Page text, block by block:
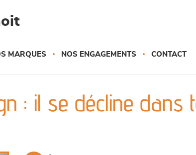
MARQUES NOS ENGAGEMENTS CONTACT
: il se décline dans